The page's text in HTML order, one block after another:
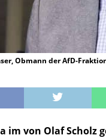
Obmann der AfD-
im von Olaf